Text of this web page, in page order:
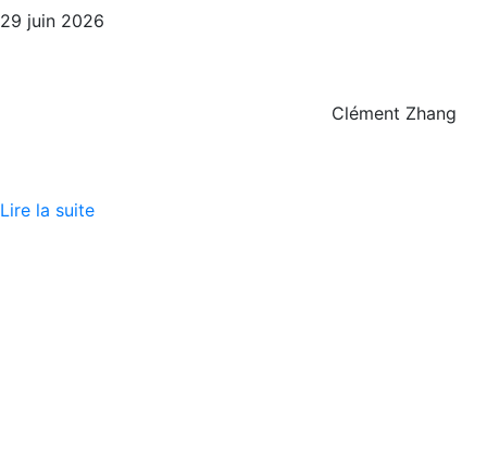
29 juin 2026
Clément Zhang
Lire la suite